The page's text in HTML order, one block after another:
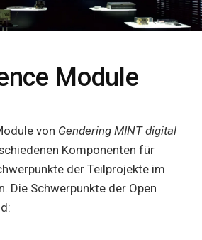
Module
von Gendering MINT digital
Komponenten für
der Teilprojekte im
Die Schwerpunkte der Open